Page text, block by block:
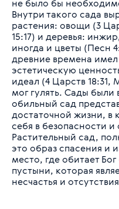
не было бы
Внутри такого сада
растения: овощи (3
15:17) и деревья:
иногда и цветы (Песн
древние времена
эстетическую
идеал (4 Царств 18:31,
мог гулять. Сады
обильный сад
достаточной жизни, в
себя в безопасности
Растительный сад,
это образ спасения и
место, где обитает
пустыни, которая
несчастья и